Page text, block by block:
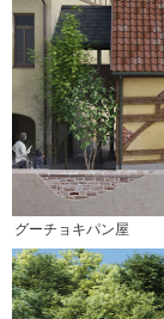
グーチョキパン屋